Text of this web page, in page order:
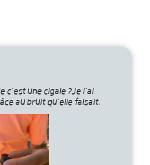
c’est une cigale ?Je l’ai
au bruit qu’elle faisait.